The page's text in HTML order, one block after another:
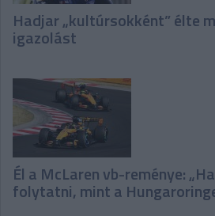
Hadjar „kultúrsokként” élte
igazolást
Él a McLaren vb-reménye:
folytatni, mint a